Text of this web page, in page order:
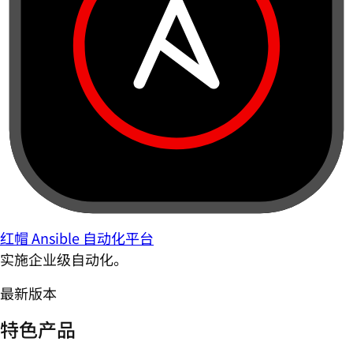
红帽 Ansible 自动化平台
实施企业级自动化。
最新版本
特色产品